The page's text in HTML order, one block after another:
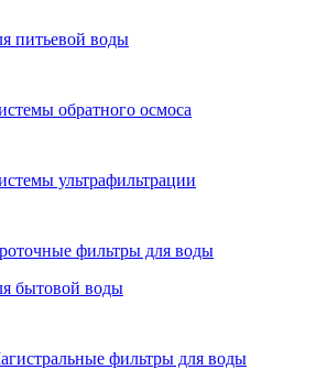
питьевой воды
обратного осмоса
ультрафильтрации
фильтры для воды
бытовой воды
фильтры для воды